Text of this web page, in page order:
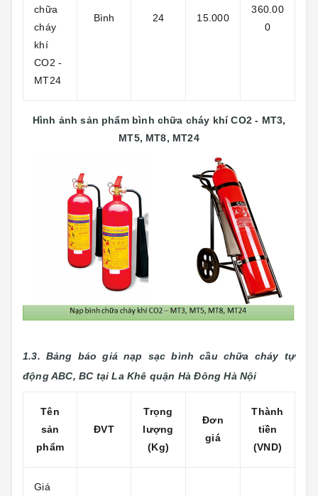
chữa
cháy
khí
CO2 -
MT24
Bình 24 15.000
360.00
0
Hình ảnh sản phẩm bình chữa cháy khí CO2 - MT3,
MT5, MT8, MT24
1.3. Bảng báo giá nạp sạc bình cầu chữa cháy tự
động ABC, BC tại La Khê quận Hà Đông Hà Nội
Tên
sản
phẩm
ĐVT
Trọng
lượng
(Kg)
Đơn
giá
Thành
tiền
(VND)
Giá